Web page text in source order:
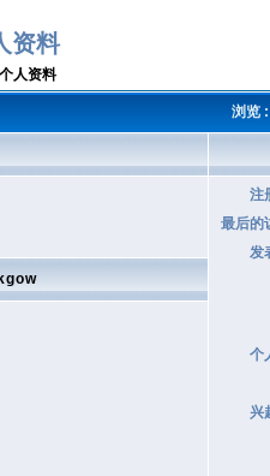
资料
人资料
浏览
注
最后的
发
个
兴